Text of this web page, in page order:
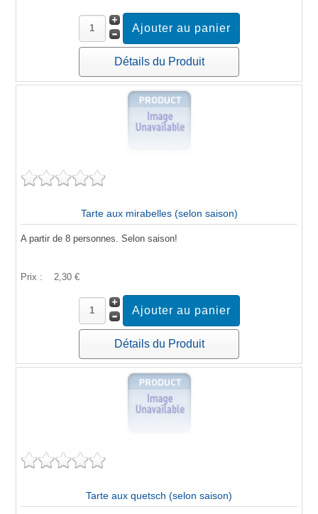
Détails du Produit
Tarte aux mirabelles (selon saison)
A partir de 8 personnes. Selon saison!
Prix : 2,30 €
Détails du Produit
Tarte aux quetsch (selon saison)